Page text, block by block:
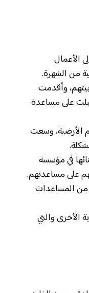
الأعمال
من الشهرة.
وأقدمت
على مساعدة
الأرضية، وسعت
في مؤسسة
على مساعدتهم.
المساعدات
الأخرى والتي